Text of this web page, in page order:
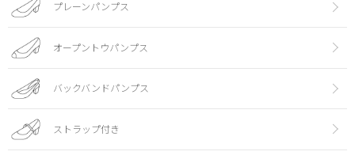
プレーンパンプス
オープントウパンプス
バックバンドパンプス
ストラップ付き